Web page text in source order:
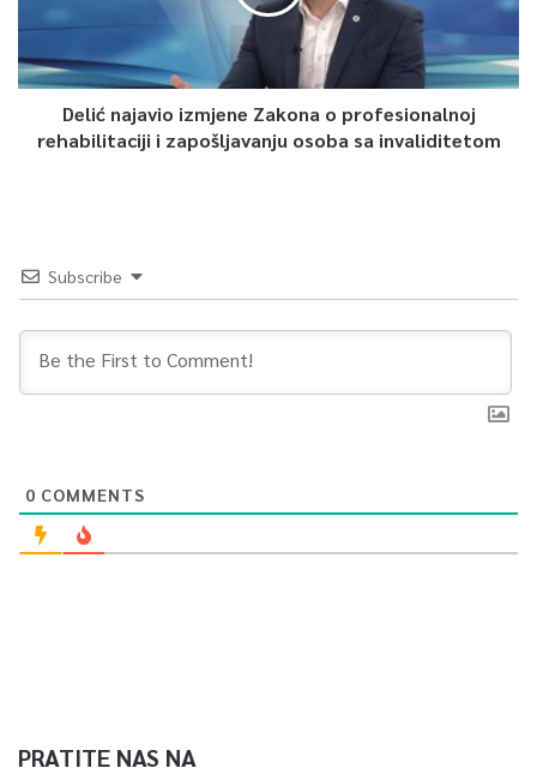
Delić najavio izmjene Zakona o profesionalnoj
rehabilitaciji i zapošljavanju osoba sa invaliditetom
Subscribe
0 COMMENTS
PRATITE NAS NA